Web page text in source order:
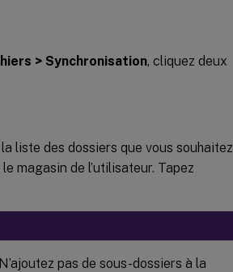
> Synchronisation, cliquez deux
liste des dossiers que vous souhaitez
magasin de l’utilisateur. Tapez
pas de sous-dossiers à la